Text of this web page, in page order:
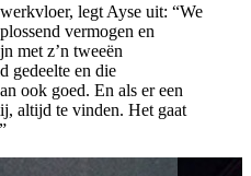
legt Ayse uit: “We
vermogen en
met z’n tweeën
gedeelte en die
ook goed. En als er een
altijd te vinden. Het gaat